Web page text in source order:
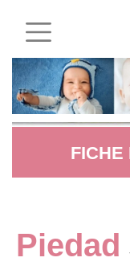
FICHE
Piedad